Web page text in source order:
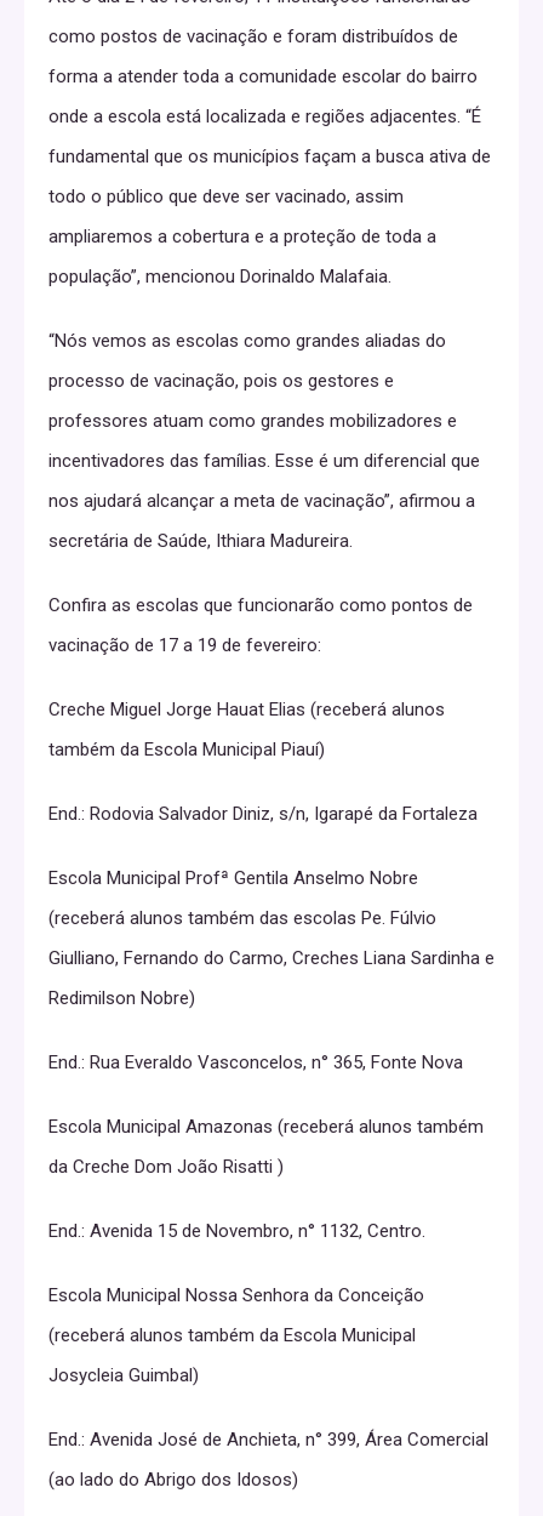
como postos de vacinação e foram distribuídos de
forma a atender toda a comunidade escolar do bairro
onde a escola está localizada e regiões adjacentes. “É
fundamental que os municípios façam a busca ativa de
todo o público que deve ser vacinado, assim
ampliaremos a cobertura e a proteção de toda a
população”, mencionou Dorinaldo Malafaia.
“Nós vemos as escolas como grandes aliadas do
processo de vacinação, pois os gestores e
professores atuam como grandes mobilizadores e
incentivadores das famílias. Esse é um diferencial que
nos ajudará alcançar a meta de vacinação”, afirmou a
secretária de Saúde, Ithiara Madureira.
Confira as escolas que funcionarão como pontos de
vacinação de 17 a 19 de fevereiro:
Creche Miguel Jorge Hauat Elias (receberá alunos
também da Escola Municipal Piauí)
End.: Rodovia Salvador Diniz, s/n, Igarapé da Fortaleza
Escola Municipal Profª Gentila Anselmo Nobre
(receberá alunos também das escolas Pe. Fúlvio
Giulliano, Fernando do Carmo, Creches Liana Sardinha e
Redimilson Nobre)
End.: Rua Everaldo Vasconcelos, n° 365, Fonte Nova
Escola Municipal Amazonas (receberá alunos também
da Creche Dom João Risatti )
End.: Avenida 15 de Novembro, n° 1132, Centro.
Escola Municipal Nossa Senhora da Conceição
(receberá alunos também da Escola Municipal
Josycleia Guimbal)
End.: Avenida José de Anchieta, n° 399, Área Comercial
(ao lado do Abrigo dos Idosos)